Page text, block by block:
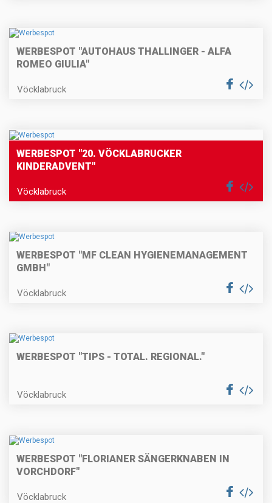
WERBESPOT "AUTOHAUS THALLINGER - ALFA
ROMEO GIULIA"
Vöcklabruck
WERBESPOT "20. VÖCKLABRUCKER
KINDERADVENT"
Vöcklabruck
WERBESPOT "MF CLEAN HYGIENEMANAGEMENT
GMBH"
Vöcklabruck
WERBESPOT "TIPS - TOTAL. REGIONAL."
Vöcklabruck
WERBESPOT "FLORIANER SÄNGERKNABEN IN
VORCHDORF"
Vöcklabruck